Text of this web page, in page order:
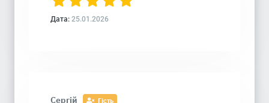
Дата: 25.01.2026
Сергій Гість